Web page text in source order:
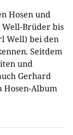
Hosen und
Well-Brüder bis
Well) bei den
Seitdem
und
Gerhard
Hosen-Album